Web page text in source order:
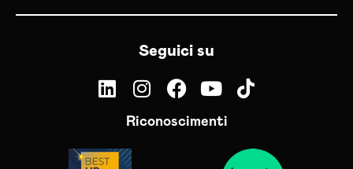
Seguici su
Riconoscimenti